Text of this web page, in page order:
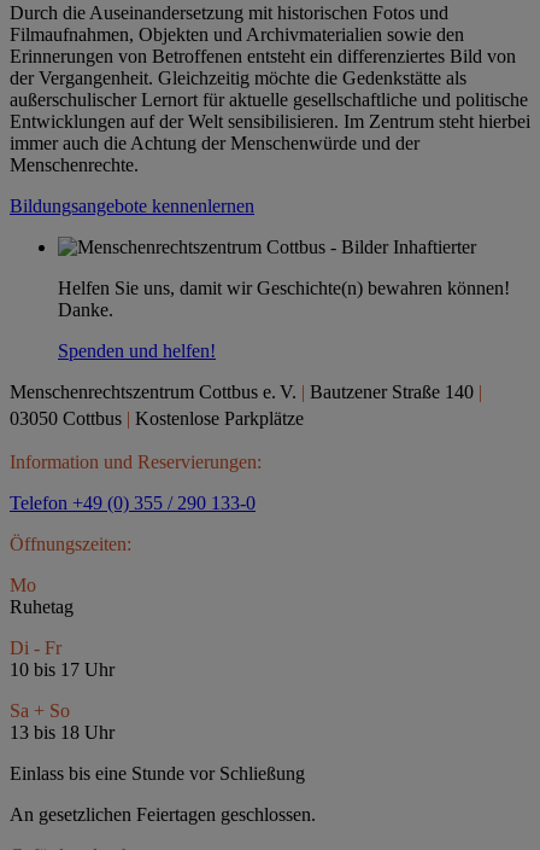
Durch die Auseinandersetzung mit historischen Fotos und
Filmaufnahmen, Objekten und Archivmaterialien sowie den
Erinnerungen von Betroffenen entsteht ein differenziertes Bild von
der Vergangenheit. Gleichzeitig möchte die Gedenkstätte als
außerschulischer Lernort für aktuelle gesellschaftliche und politische
Entwicklungen auf der Welt sensibilisieren. Im Zentrum steht hierbei
immer auch die Achtung der Menschenwürde und der
Menschenrechte.
Bildungsangebote kennenlernen
Helfen Sie uns, damit wir Geschichte(n) bewahren können!
Danke.
Spenden und helfen!
Menschenrechtszentrum Cottbus e. V. | Bautzener Straße 140 |
03050 Cottbus | Kostenlose Parkplätze
Information und Reservierungen:
Telefon +49 (0) 355 / 290 133-0
Öffnungszeiten:
Mo
Ruhetag
Di - Fr
10 bis 17 Uhr
Sa + So
13 bis 18 Uhr
Einlass bis eine Stunde vor Schließung
An gesetzlichen Feiertagen geschlossen.